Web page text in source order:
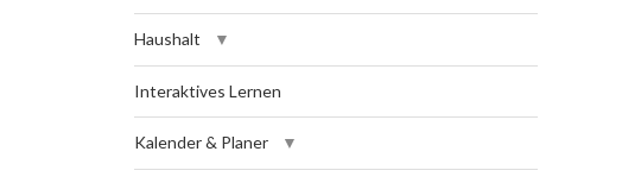
Haushalt
Interaktives Lernen
Kalender & Planer